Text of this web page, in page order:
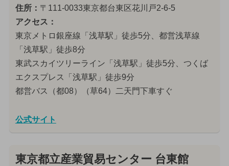
住所： 〒111-0033東京都台東区花川戸2-6-5
アクセス：
東京メトロ銀座線「浅草駅」徒歩5分、都営浅草線
「浅草駅」徒歩8分
東武スカイツリーライン「浅草駅」徒歩5分、つくば
エクスプレス「浅草駅」徒歩9分
都営バス（都08）（草64）二天門下車すぐ
公式サイト
東京都立産業貿易センター 台東館